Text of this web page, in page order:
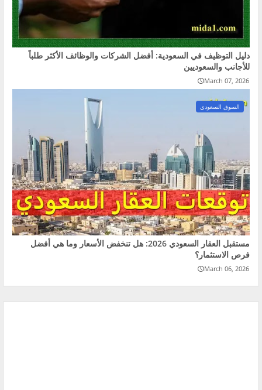
دليل التوظيف في السعودية: أفضل الشركات والوظائف الأكثر طلباً
للأجانب والسعوديين
March 07, 2026
السوق السعودي
مستقبل العقار السعودي 2026: هل تنخفض الأسعار وما هي أفضل
فرص الاستثمار؟
March 06, 2026